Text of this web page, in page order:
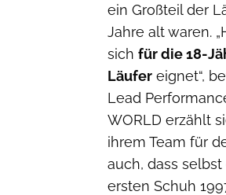
ein Großteil der
Jahre alt waren.
sich für die 18-
Läufer eignet“,
Lead
WORLD erzählt
ihrem Team für
auch, dass
ersten Schuh